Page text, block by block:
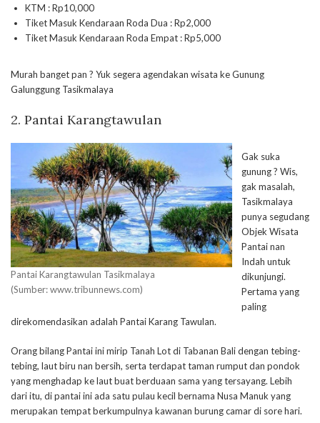
KTM : Rp10,000
Tiket Masuk Kendaraan Roda Dua : Rp2,000
Tiket Masuk Kendaraan Roda Empat : Rp5,000
Murah banget pan ? Yuk segera agendakan wisata ke Gunung
Galunggung Tasikmalaya
2. Pantai Karangtawulan
Pantai Karangtawulan Tasikmalaya
(Sumber: www.tribunnews.com)
Gak suka
gunung ? Wis,
gak masalah,
Tasikmalaya
punya segudang
Objek Wisata
Pantai nan
Indah untuk
dikunjungi.
Pertama yang
paling
direkomendasikan adalah Pantai Karang Tawulan.
Orang bilang Pantai ini mirip Tanah Lot di Tabanan Bali dengan tebing-
tebing, laut biru nan bersih, serta terdapat taman rumput dan pondok
yang menghadap ke laut buat berduaan sama yang tersayang. Lebih
dari itu, di pantai ini ada satu pulau kecil bernama Nusa Manuk yang
merupakan tempat berkumpulnya kawanan burung camar di sore hari.